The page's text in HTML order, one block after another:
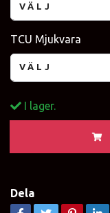
VÄLJ
TCU Mjukvara
VÄLJ
I lager.
Dela